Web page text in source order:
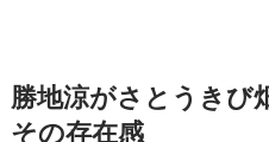
勝地涼がさとうきび
その存在感